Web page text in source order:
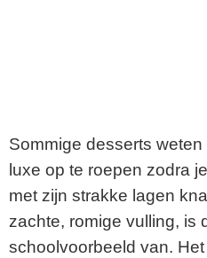
Sommige desserts
luxe op te roepen zodra
met zijn strakke lagen
zachte, romige vulling, is
schoolvoorbeeld van.